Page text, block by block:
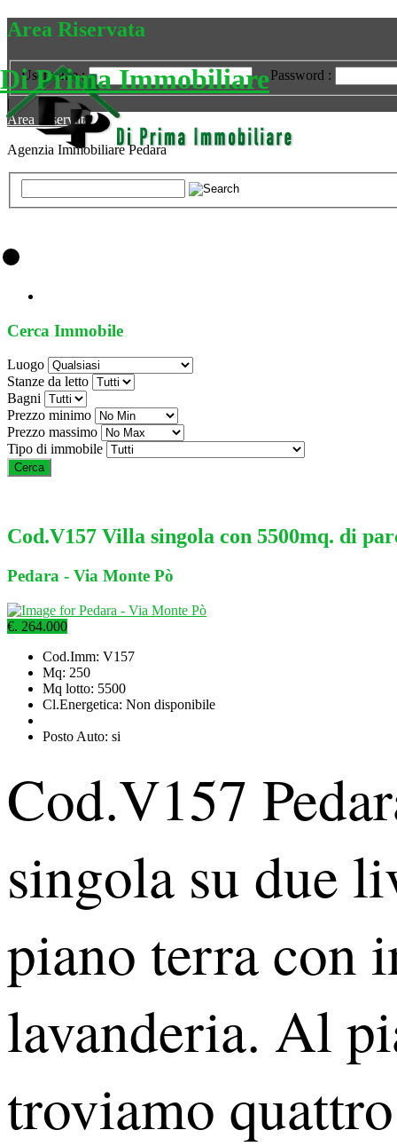
Di Prima Immobiliare
Area Riservata
Username :
Password :
|
Area Riservata
Agenzia Immobiliare Pedara
Cerca Immobile
Luogo
Stanze da letto
Bagni
Prezzo minimo
Prezzo massimo
Tipo di immobile
Cod.V157 Villa singola con 5500mq. di
Pedara - Via Monte Pò
€. 264.000
Cod.Imm: V157
Mq: 250
Mq lotto: 5500
Cl.Energetica: Non disponibile
Posto Auto: si
Cod.V157
singola su due
piano terra con
lavanderia. Al
troviamo